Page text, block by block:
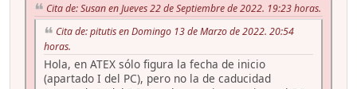
Cita de: Susan en Jueves 22 de Septiembre de 2022. 19:23 horas.
Cita de: pitutis en Domingo 13 de Marzo de 2022. 20:54
horas.
Hola, en ATEX sólo figura la fecha de inicio
(apartado I del PC), pero no la de caducidad